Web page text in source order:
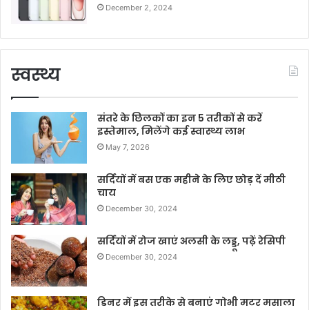
December 2, 2024
स्वस्थ्य
संतरे के छिलकों का इन 5 तरीकों से करें
इस्तेमाल, मिलेंगे कई स्वास्थ्य लाभ
May 7, 2026
सर्दियों में बस एक महीने के लिए छोड़ दें मीठी
चाय
December 30, 2024
सर्दियों में रोज खाएं अलसी के लड्डू, पढ़ें रेसिपी
December 30, 2024
डिनर में इस तरीके से बनाएं गोभी मटर मसाला